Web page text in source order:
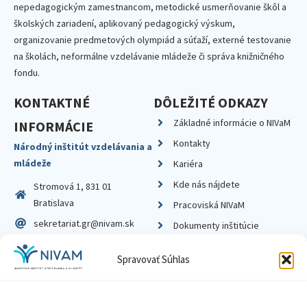
Spravovať Súhlas
nepedagogickým zamestnancom, metodické usmerňovanie škôl a
školských zariadení, aplikovaný pedagogický výskum,
organizovanie predmetových olympiád a súťaží, externé testovanie
na školách, neformálne vzdelávanie mládeže či správa knižničného
fondu.
KONTAKTNÉ
INFORMÁCIE
Národný inštitút vzdelávania a
mládeže
Stromová 1, 831 01
Bratislava
sekretariat.gr@nivam.sk
IČO: 00164348
DIČ: 2020798714
DÔLEŽITÉ ODKAZY
Základné informácie o NIVaM
Kontakty
Kariéra
Kde nás nájdete
Pracoviská NIVaM
Dokumenty inštitúcie